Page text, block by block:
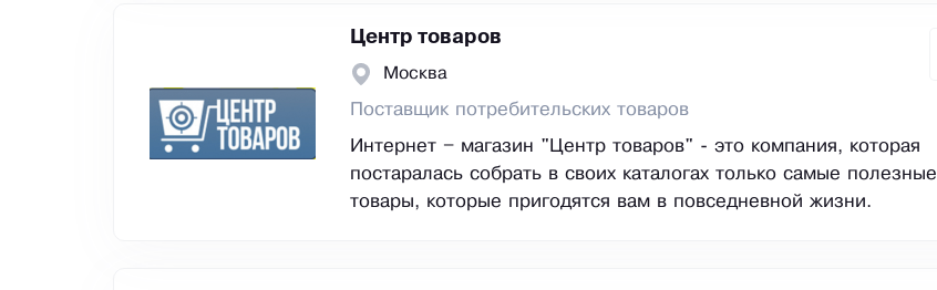
Центр товаров
Москва
Поставщик потребительских товаров
Интернет – магазин "Центр товаров" - это компания, которая
постаралась собрать в своих каталогах только самые полезные
товары, которые пригодятся вам в повседневной жизни.